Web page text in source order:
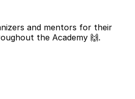
and mentors for their
the Academy 🙌.